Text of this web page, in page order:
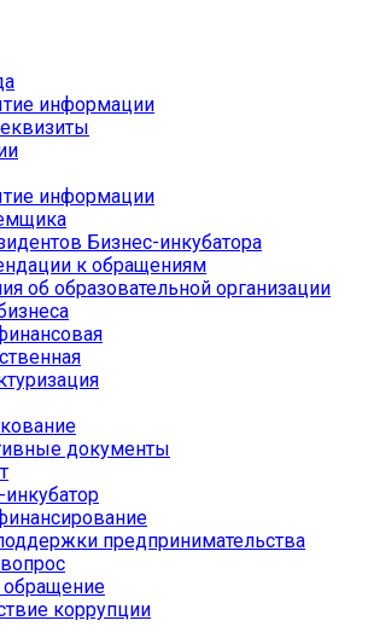
информации
информации
Бизнес-инкубатора
к обращениям
об образовательной организации
документы
предпринимательства
обращение
коррупции